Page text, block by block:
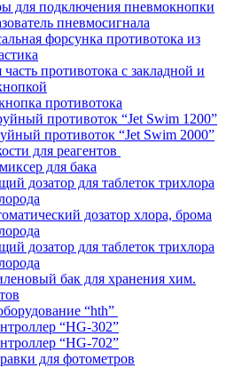
для подключения пневмокнопки
пневмосигнала
форсунка противотока из
противотока с закладной и
противотока
противоток “Jet Swim 1200”
противоток “Jet Swim 2000”
для реагентов
для бака
дозатор для таблеток трихлора
дозатор хлора, брома
дозатор для таблеток трихлора
бак для хранения хим.
“hth”
“HG-302”
“HG-702”
для фотометров